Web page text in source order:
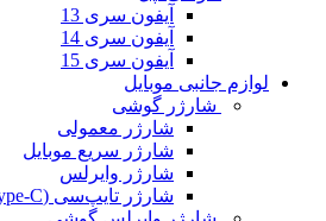
آیفون سری 13
آیفون سری 14
آیفون سری 15
لوازم جانبی موبایل
شارژر گوشی
شارژر معمولی
شارژر سریع موبایل
شارژر وایرلس
شارژر تایپ‌سی (Type-C)